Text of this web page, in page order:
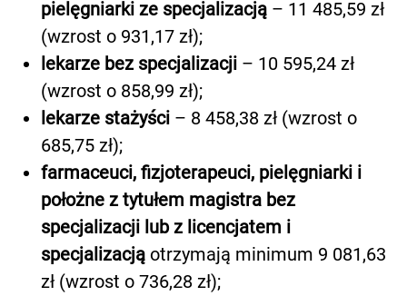
pielęgniarki ze specjalizacją – 11 485,59 zł
(wzrost o 931,17 zł);
lekarze bez specjalizacji – 10 595,24 zł
(wzrost o 858,99 zł);
lekarze stażyści – 8 458,38 zł (wzrost o
685,75 zł);
farmaceuci, fizjoterapeuci, pielęgniarki i
położne z tytułem magistra bez
specjalizacji lub z licencjatem i
specjalizacją otrzymają minimum 9 081,63
zł (wzrost o 736,28 zł);